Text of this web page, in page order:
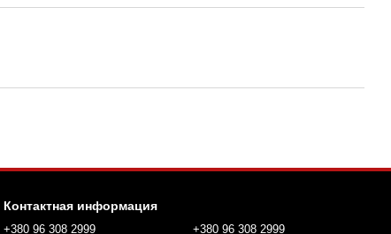
Контактная информация
+380 96 308 2999 +380 96 308 2999